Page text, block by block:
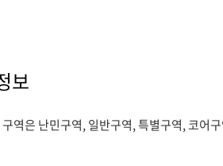
보
역은 난민구역, 일반구역, 특별구역, 코어